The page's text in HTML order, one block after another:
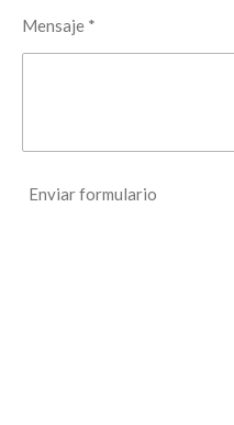
Mensaje *
Enviar formulario